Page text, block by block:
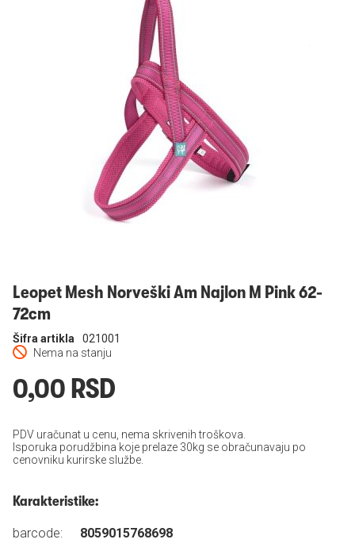
Leopet Mesh Norveški Am Najlon M Pink 62-
72cm
Nema na stanju
Šifra artikla 021001
0,00 RSD
PDV uračunat u cenu, nema skrivenih troškova.
Isporuka porudžbina koje prelaze 30kg se obračunavaju po
cenovniku kurirske službe.
Karakteristike:
barcode:
8059015768698